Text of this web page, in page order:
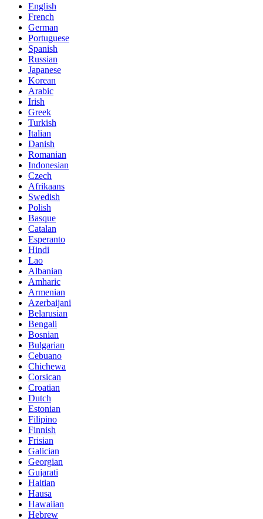
English
French
German
Portuguese
Spanish
Russian
Japanese
Korean
Arabic
Irish
Greek
Turkish
Italian
Danish
Romanian
Indonesian
Czech
Afrikaans
Swedish
Polish
Basque
Catalan
Esperanto
Hindi
Lao
Albanian
Amharic
Armenian
Azerbaijani
Belarusian
Bengali
Bosnian
Bulgarian
Cebuano
Chichewa
Corsican
Croatian
Dutch
Estonian
Filipino
Finnish
Frisian
Galician
Georgian
Gujarati
Haitian
Hausa
Hawaiian
Hebrew